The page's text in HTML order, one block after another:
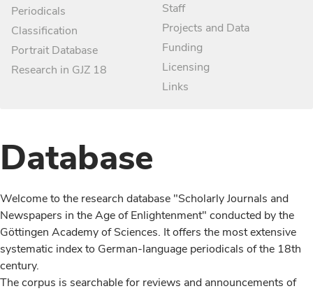
Periodicals
Classification
Portrait Database
Research in GJZ 18
Staff
Projects and Data
Funding
Licensing
Links
Database
Welcome to the research database "Scholarly Journals and
Newspapers in the Age of Enlightenment" conducted by the
Göttingen Academy of Sciences. It offers the most extensive
systematic index to German-language periodicals of the 18th
century.
The corpus is searchable for reviews and announcements of